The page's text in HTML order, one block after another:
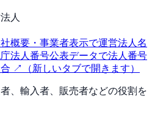
人
概要・事業者表示で運営法人名
法人番号公表データで法人番号
↗ （新しいタブで開きます）
、輸入者、販売者などの役割を